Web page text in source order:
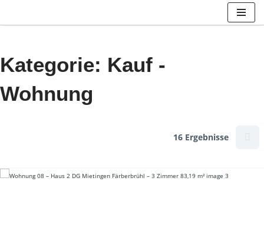
springen
Kategorie: Kauf -
Wohnung
16 Ergebnisse